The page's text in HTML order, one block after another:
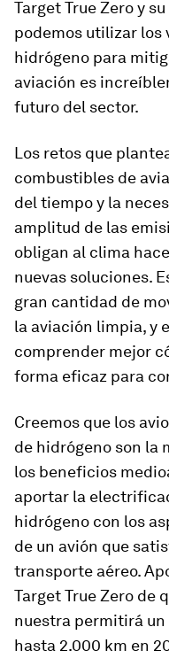
Target True Zero y
podemos utilizar los
hidrógeno para
aviación es
futuro del sector.
Los retos que
combustibles de
del tiempo y la
amplitud de las
obligan al clima
nuevas soluciones.
gran cantidad de
la aviación limpia, y
comprender mejor
forma eficaz para
Creemos que los
de hidrógeno son la
los beneficios
aportar la
hidrógeno con los
de un avión que
transporte aéreo.
Target True Zero de
nuestra permitirá un
hasta 2.000 km en